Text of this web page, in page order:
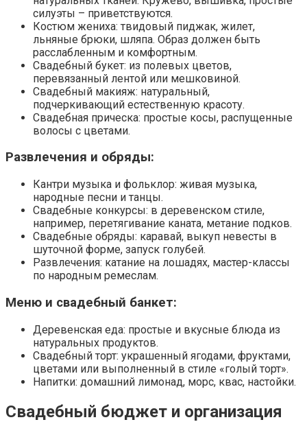
силуэты – приветствуются.
Костюм жениха: твидовый пиджак, жилет,
льняные брюки, шляпа. Образ должен быть
расслабленным и комфортным.
Свадебный букет: из полевых цветов,
перевязанный лентой или мешковиной.
Свадебный макияж: натуральный,
подчеркивающий естественную красоту.
Свадебная прическа: простые косы, распущенные
волосы с цветами.
Развлечения и обряды:
Кантри музыка и фольклор: живая музыка,
народные песни и танцы.
Свадебные конкурсы: в деревенском стиле,
например, перетягивание каната, метание подков.
Свадебные обряды: каравай, выкуп невесты в
шуточной форме, запуск голубей.
Развлечения: катание на лошадях, мастер-классы
по народным ремеслам.
Меню и свадебный банкет:
Деревенская еда: простые и вкусные блюда из
натуральных продуктов.
Свадебный торт: украшенный ягодами, фруктами,
цветами или выполненный в стиле «голый торт».
Напитки: домашний лимонад, морс, квас, настойки.
Свадебный бюджет и организация